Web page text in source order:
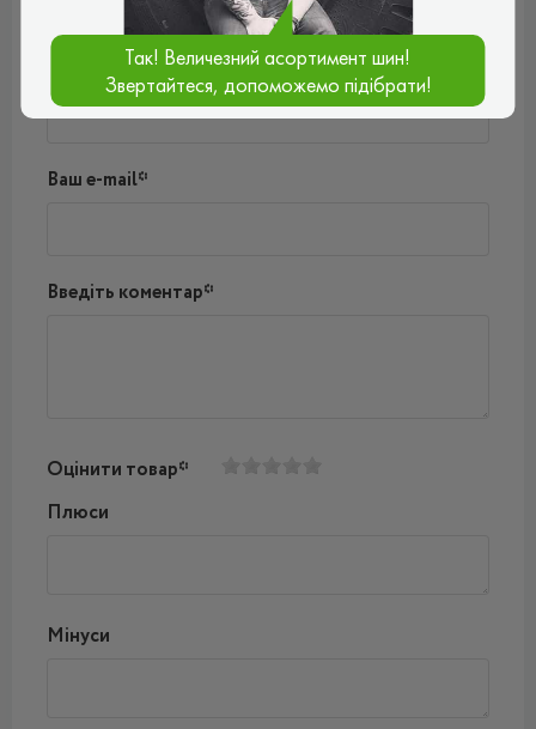
Написати коментар
Ваш e-mail*
Введіть коментар*
Оцінити товар*
Плюси
Мінуси
Так! Величезний асортимент шин!
Звертайтеся, допоможемо підібрати!